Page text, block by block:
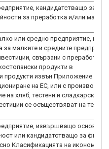
кандидатстващо за
за преработка и/или
или средно предприятие, по
за малките и средните
свързани с преработка
продукти в
продукти извън Приложение № I
на ЕС, или с
на хляб, тестени и сладкарски
се осъществяват на
извършващо
или кандидатстващо за
Класификацията на